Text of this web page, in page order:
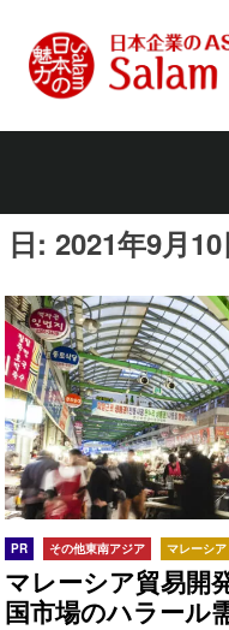
content
日: 2021年9月10
PR その他東南アジア マレーシア
マレーシア貿易開
国市場のハラール